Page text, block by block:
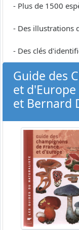
- Plus de 1500
- Des illustrations
- Des clés
Guide des
et
et Bernard